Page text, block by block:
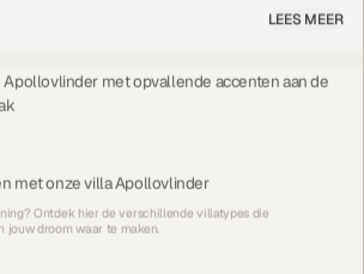
LEES MEER
met onze villa Apollovlinder
Ontdek hier de verschillende villatypes die
droom waar te maken.